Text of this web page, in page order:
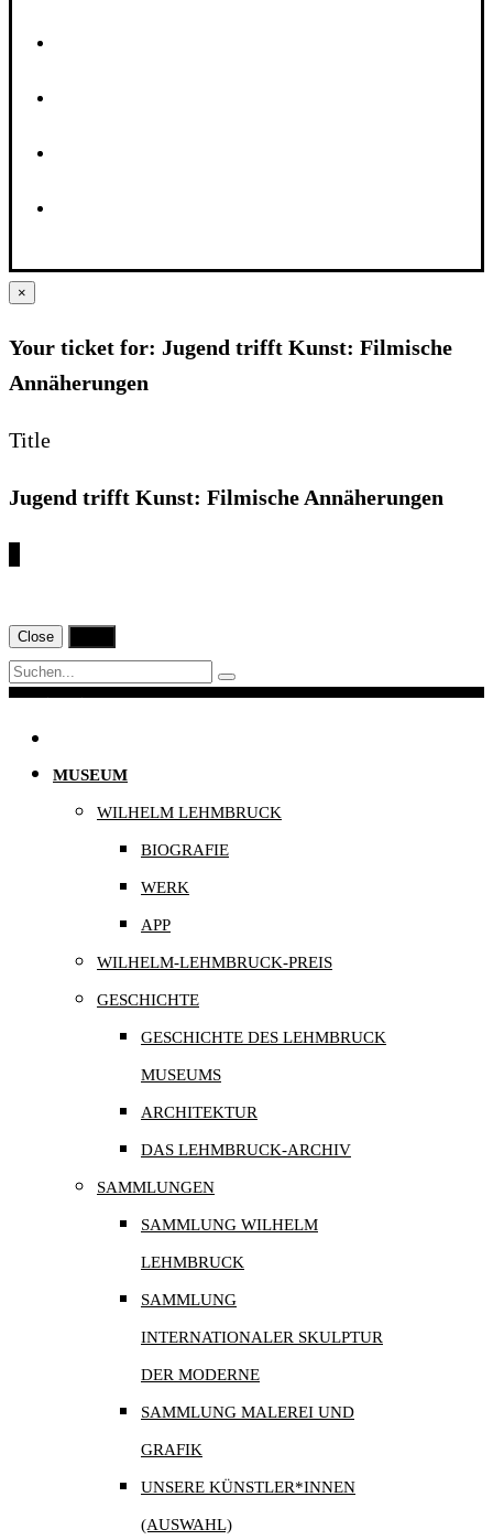
×
Your ticket for: Jugend trifft Kunst: Filmische
Annäherungen
Title
Jugend trifft Kunst: Filmische Annäherungen
Close
Navigation
MUSEUM
WILHELM LEHMBRUCK
BIOGRAFIE
WERK
APP
WILHELM-LEHMBRUCK-PREIS
GESCHICHTE
GESCHICHTE DES LEHMBRUCK
MUSEUMS
ARCHITEKTUR
DAS LEHMBRUCK-ARCHIV
SAMMLUNGEN
SAMMLUNG WILHELM
LEHMBRUCK
SAMMLUNG
INTERNATIONALER SKULPTUR
DER MODERNE
SAMMLUNG MALEREI UND
GRAFIK
UNSERE KÜNSTLER*INNEN
(AUSWAHL)